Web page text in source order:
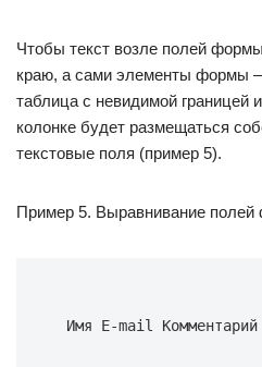
Чтобы текст возле полей
краю, а сами элементы формы
таблица с невидимой границей
колонке будет размещаться
текстовые поля (пример 5).
Пример 5. Выравнивание
Имя E-mail